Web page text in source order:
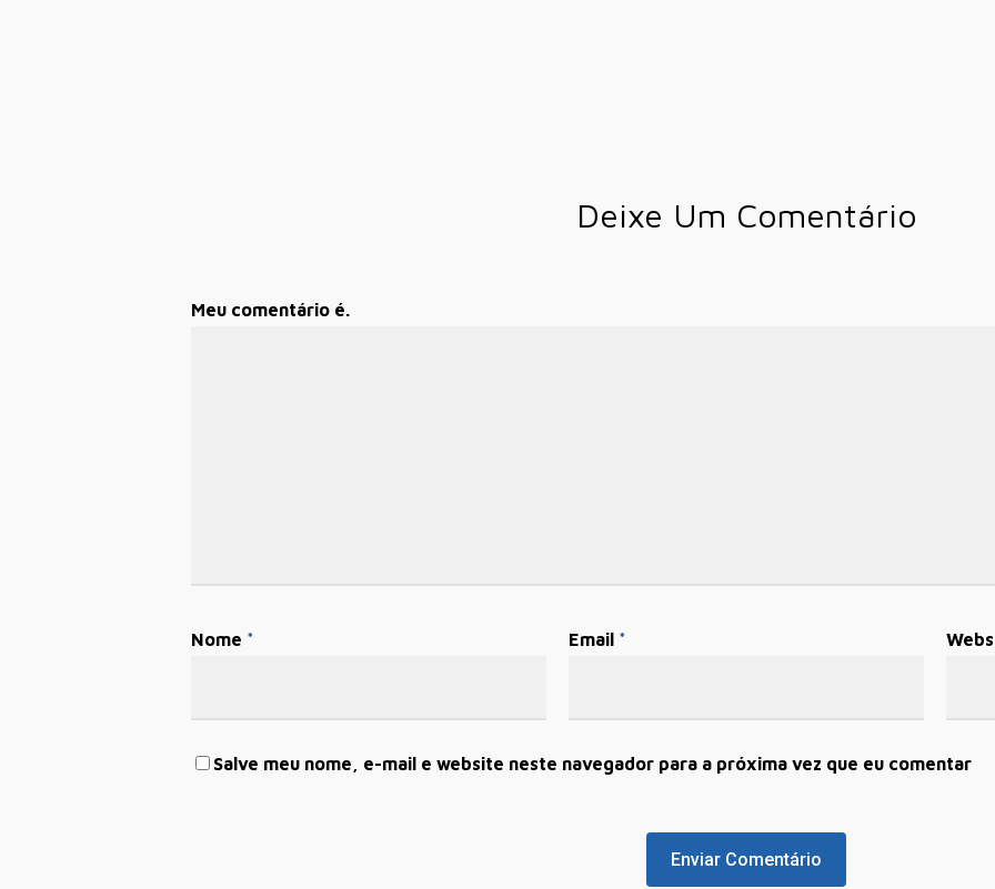
Deixe Um Comentário
Meu comentário é.
Nome * Email *
Salve meu nome, e-mail e website neste navegador para a próxima vez que eu comentar